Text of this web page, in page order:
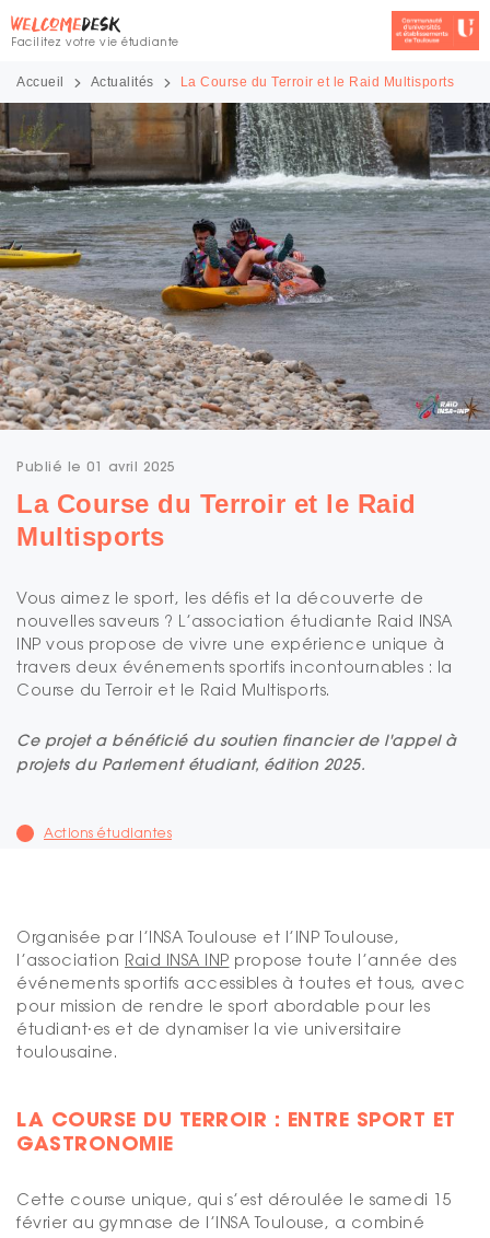
Facilitez votre vie étudiante
Accueil Actualités La Course du Terroir et le Raid Multisports
Publié le 01 avril 2025
La Course du Terroir et le Raid
Multisports
Vous aimez le sport, les défis et la découverte de
nouvelles saveurs ? L’association étudiante Raid INSA
INP vous propose de vivre une expérience unique à
travers deux événements sportifs incontournables : la
Course du Terroir et le Raid Multisports.
Ce projet a bénéficié du soutien financier de l'appel à
projets du Parlement étudiant, édition 2025.
Actions étudiantes
Organisée par l’INSA Toulouse et l’INP Toulouse,
l’association Raid INSA INP propose toute l’année des
événements sportifs accessibles à toutes et tous, avec
pour mission de rendre le sport abordable pour les
étudiant⸱es et de dynamiser la vie universitaire
toulousaine.
LA COURSE DU TERROIR : ENTRE SPORT ET
GASTRONOMIE
Cette course unique, qui s’est déroulée le samedi 15
février au gymnase de l’INSA Toulouse, a combiné